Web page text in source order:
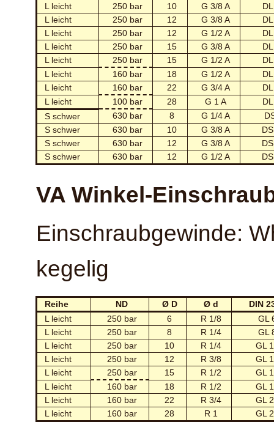
L leicht
250 bar 10 G 3/8 A
L leicht
250 bar 12 G 3/8 A
L leicht
250 bar 12 G 1/2 A
L leicht
250 bar 15 G 3/8 A
L leicht
250 bar 15 G 1/2 A
L leicht
160 bar 18 G 1/2 A
L leicht
160 bar 22 G 3/4 A
L leicht
100 bar 28 G 1 A
S schwer
630 bar 8 G 1/4 A
S schwer
630 bar 10 G 3/8 A
S schwer
630 bar 12 G 3/8 A
S schwer
630 bar 12 G 1/2 A
VA Winkel-
Einschraubgewinde:
kegelig
Reihe ND Ø D Ø d
DIN
L leicht
250 bar 6 R 1/8
GL
L leicht
250 bar 8 R 1/4
GL
L leicht
250 bar 10 R 1/4
GL
L leicht
250 bar 12 R 3/8
GL
L leicht
250 bar 15 R 1/2
GL
L leicht
160 bar 18 R 1/2
GL
L leicht
160 bar 22 R 3/4
GL
L leicht
160 bar 28 R 1 GL